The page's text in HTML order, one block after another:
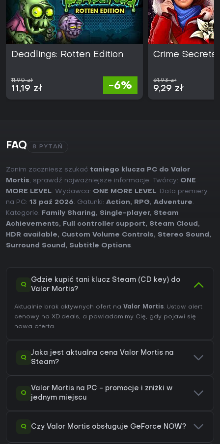
Deadlings: Rotten Edition
11,90 zł
11,19 zł -6%
Crime Secrets:
61,93 zł
9,29 zł
FAQ 8 PYTAŃ
Zanim zaczniesz szukać taniego klucza PC do Valor
Mortis, sprawdź najważniejsze informacje. Twórcy: ONE
MORE LEVEL. Wydawca: ONE MORE LEVEL. Data premiery
na PC: 13 paź 2026. Gatunki: Action, RPG, Adventure.
Kategorie:
Family Sharing, Single-player, Steam
Achievements, Full controller support, Steam Cloud ,
HDR available, Custom Volume Controls, Stereo Sound ,
Surround Sound , Subtitle Options.
Q
Gdzie kupić tani klucz Steam (CD key) do
Valor Mortis?
Aktualnie brak aktywnych ofert na Valor Mortis. Ustaw alert
cenowy na XD.deals, a powiadomimy Cię, gdy pojawi się
nowa oferta.
Q
Jaka jest aktualna cena Valor Mortis na
Steam?
Q
Valor Mortis na PC - promocje i zniżki w
jednym miejscu
Q Czy Valor Mortis obsługuje GeForce NOW?